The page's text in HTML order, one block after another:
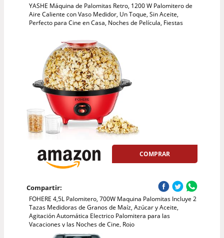
YASHE Máquina de Palomitas Retro, 1200 W Palomitero de
Aire Caliente con Vaso Medidor, Un Toque, Sin Aceite,
Perfecto para Cine en Casa, Noches de Película, Fiestas
COMPRAR
Compartir:
FOHERE 4,5L Palomitero, 700W Maquina Palomitas Incluye 2
Tazas Medidoras de Granos de Maíz, Azúcar y Aceite,
Agitación Automática Electrico Palomitera para las
Vacaciones y las Noches de Cine, Rojo